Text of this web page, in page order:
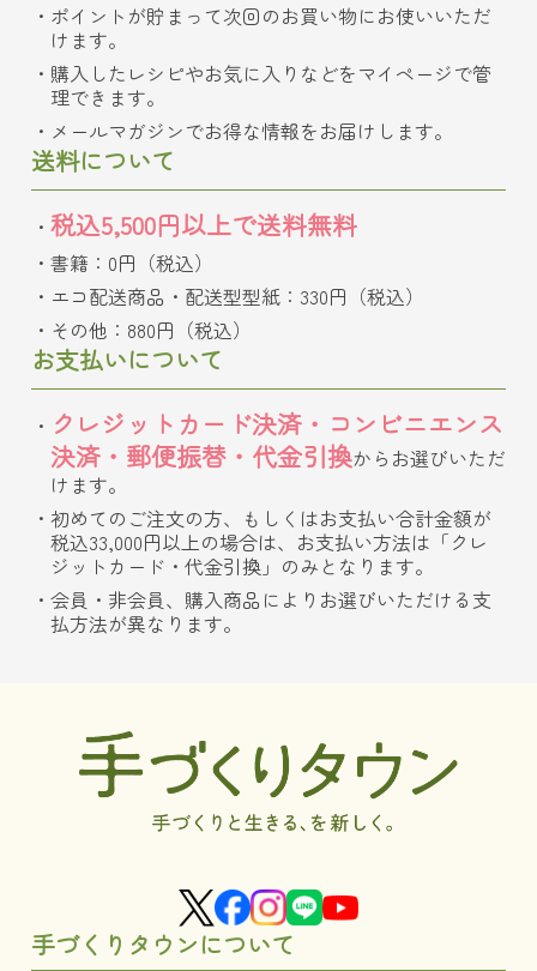
ポイントが貯まって次回のお買い物にお使いいただ
けます。
購入したレシピやお気に入りなどをマイページで管
理できます。
メールマガジンでお得な情報をお届けします。
送料について
税込5,500円以上で送料無料
書籍：0円（税込）
エコ配送商品・配送型型紙：330円（税込）
その他：880円（税込）
お支払いについて
クレジットカード決済・コンビニエンス
決済・郵便振替・代金引換からお選びいただ
けます。
初めてのご注文の方、もしくはお支払い合計金額が
税込33,000円以上の場合は、お支払い方法は「クレ
ジットカード・代金引換」のみとなります。
会員・非会員、購入商品によりお選びいただける支
払方法が異なります。
手づくりタウンについて